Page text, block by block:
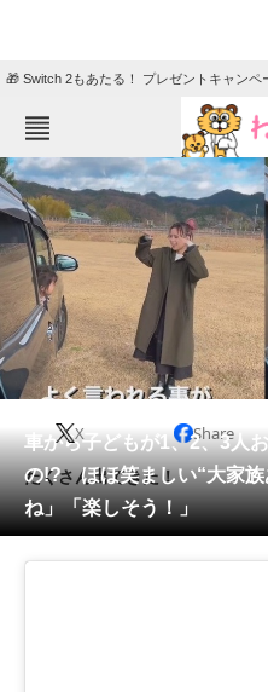
🎁 Switch 2もあたる！ プレゼントキャンペ
ねとらぼメニュー
TOP
エンタメ
グルメ
住まい
動物
会員記事
メディア
注目記事を集めた総合ページ
車から子どもが1、2、3人
の!? ほほ笑ましい“大家族
ね」「楽しそう！」
X Share
たくさん出てきた！